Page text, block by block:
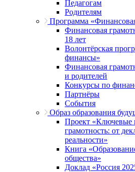
Педагогам
Родителям
Программа
Финансовая
18 лет
Волонтёрская
финансы»
Финансовая
и родителей
Конкурсы по
Партнёры
События
Образ образования
Проект «Ключевые
грамотность: от
реальности»
Книга
общества»
Доклад «Россия